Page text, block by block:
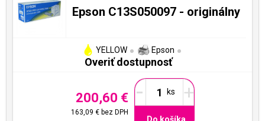
Epson C13S050097 - originálny
YELLOW Epson
Overiť dostupnosť
200,60 €
163,09 €bez DPH
- +
Do košíka